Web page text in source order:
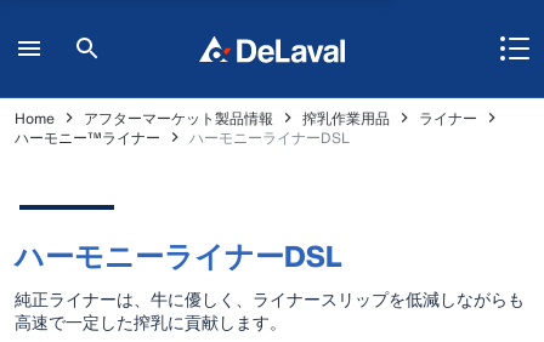
Home アフターマーケット製品情報 搾乳作業用品
ライナー
ハーモニー™ライナー
ハーモニーライナーDSL
ハーモニーライナーDSL
純正ライナーは、牛に優しく、ライナースリップを低減しながらも
高速で一定した搾乳に貢献します。